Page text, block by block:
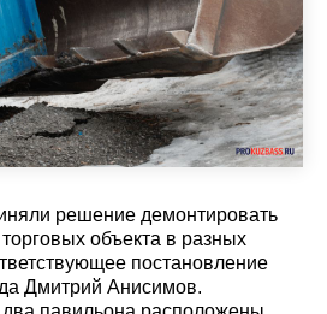
решение демонтировать
объекта в разных
постановление
Дмитрий Анисимов.